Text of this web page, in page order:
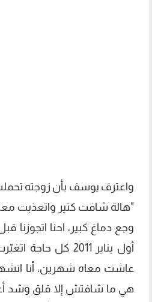
واعترف يوسف بأن زوجته
"هالة شافت كتير واتعذبت
وجع دماغ كبير، احنا اتجوزنا
أول يناير 2011 كل
عاشت معاه شهرين، أنا
هي ما شافتش إلا قلق وشد